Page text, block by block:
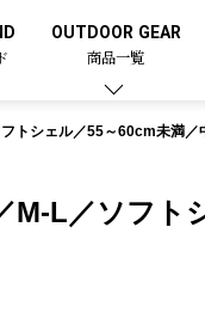
OUTDOOR GEAR
商品一覧
シェル／55～60cm未満／
L／ソフト